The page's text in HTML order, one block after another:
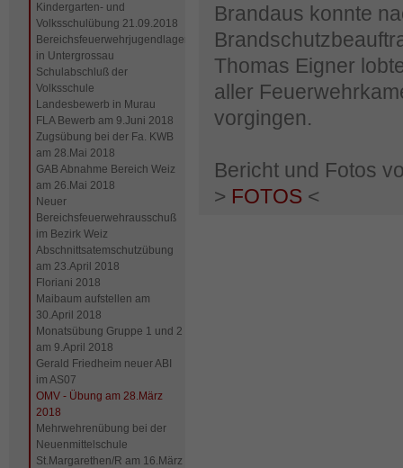
Kindergarten- und
Volksschulübung 21.09.2018
Bereichsfeuerwehrjugendlager
in Untergrossau
Schulabschluß der
Volksschule
Landesbewerb in Murau
FLA Bewerb am 9.Juni 2018
Zugsübung bei der Fa. KWB
am 28.Mai 2018
GAB Abnahme Bereich Weiz
am 26.Mai 2018
Neuer
Bereichsfeuerwehrausschuß
im Bezirk Weiz
Abschnittsatemschutzübung
am 23.April 2018
Floriani 2018
Maibaum aufstellen am
30.April 2018
Monatsübung Gruppe 1 und 2
am 9.April 2018
Gerald Friedheim neuer ABI
im AS07
OMV - Übung am 28.März
2018
Mehrwehrenübung bei der
Neuenmittelschule
St.Margarethen/R am 16.März
Brandaus konnte
Thomas Eigner
aller
vorgingen.
Bericht und Fotos
> FOTOS <